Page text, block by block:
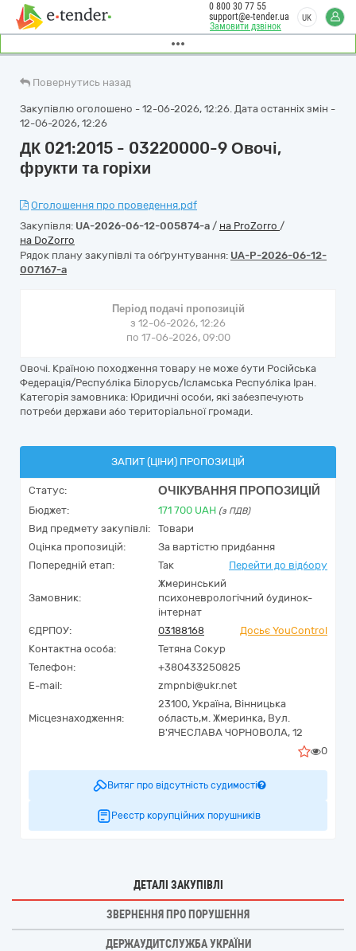
Замовити дзвінок
0 800 30 77 55
support@e-tender.ua
UK
Повернутись назад
Закупівлю оголошено - 12-06-2026, 12:26. Дата останніх змін -
12-06-2026, 12:26
ДК 021:2015 - 03220000-9 Овочі,
фрукти та горіхи
Оголошення про проведення.pdf
Закупівля: UA-2026-06-12-005874-a / на ProZorro /
на DoZorro
Рядок плану закупівлі та обґрунтування: UA-P-2026-06-12-
007167-a
Період подачі пропозицій
з 12-06-2026, 12:26
по 17-06-2026, 09:00
Овочі. Країною походження товару не може бути Російська
Федерація/Республіка Білорусь/Ісламська Республіка Іран.
Категорія замовника: Юридичні особи, які забезпечують
потреби держави або територіальної громади.
ЗАПИТ (ЦІНИ) ПРОПОЗИЦІЙ
Статус: ОЧІКУВАННЯ ПРОПОЗИЦІЙ
Бюджет: 171 700 UAH (з ПДВ)
Вид предмету закупівлі:
Товари
Оцінка пропозицій:
За вартістю придбання
Попередній етап:
Так Перейти до відбору
Замовник:
Жмеринський
психоневрологічний будинок-
інтернат
ЄДРПОУ:
03188168
Досьє YouControl
Контактна особа:
Тетяна Сокур
Телефон:
+380433250825
E-mail:
zmpnbi@ukr.net
Місцезнаходження:
23100, Україна, Вінницька
область,м. Жмеринка, Вул.
В'ЯЧЕСЛАВА ЧОРНОВОЛА, 12
0
Витяг про відсутність судимості
Реєстр корупційних порушників
ДЕТАЛІ ЗАКУПІВЛІ
ЗВЕРНЕННЯ ПРО ПОРУШЕННЯ
ДЕРЖАУДИТСЛУЖБА УКРАЇНИ